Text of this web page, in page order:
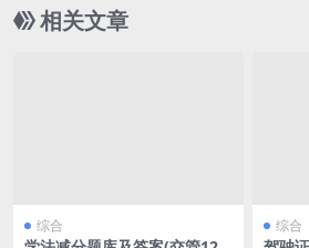
相关文章
综合 综合